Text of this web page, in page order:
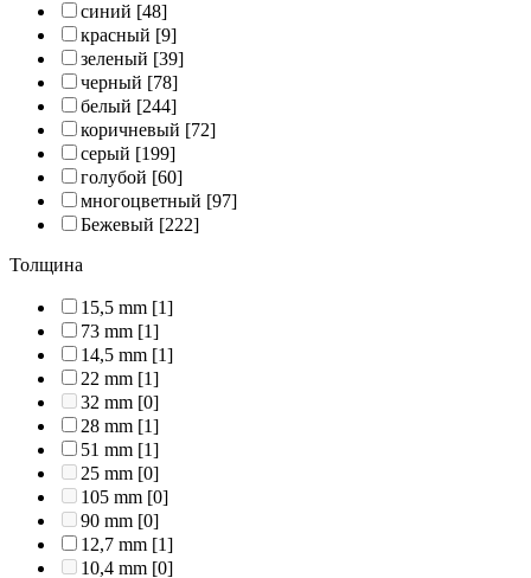
синий [48]
красный [9]
зеленый [39]
черный [78]
белый [244]
коричневый [72]
серый [199]
голубой [60]
многоцветный [97]
Бежевый [222]
Толщина
15,5 mm [1]
73 mm [1]
14,5 mm [1]
22 mm [1]
32 mm [0]
28 mm [1]
51 mm [1]
25 mm [0]
105 mm [0]
90 mm [0]
12,7 mm [1]
10,4 mm [0]